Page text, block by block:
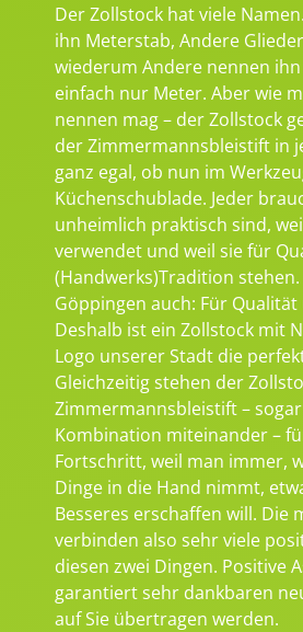
Der Zollstock hat viele
ihn Meterstab, Andere
wiederum Andere nennen
einfach nur Meter. Aber wie
nennen mag – der Zollstock
der Zimmermannsbleistift in
ganz egal, ob nun im
Küchenschublade. Jeder
unheimlich praktisch sind,
verwendet und weil sie für
(Handwerks)Tradition
Göppingen auch: Für
Deshalb ist ein Zollstock mit
Logo unserer Stadt die
Gleichzeitig stehen der
Zimmermannsbleistift –
Kombination miteinander –
Fortschritt, weil man immer,
Dinge in die Hand nimmt,
Besseres erschaffen will. Die
verbinden also sehr viele
diesen zwei Dingen. Positive
garantiert sehr dankbaren
auf Sie übertragen werden.